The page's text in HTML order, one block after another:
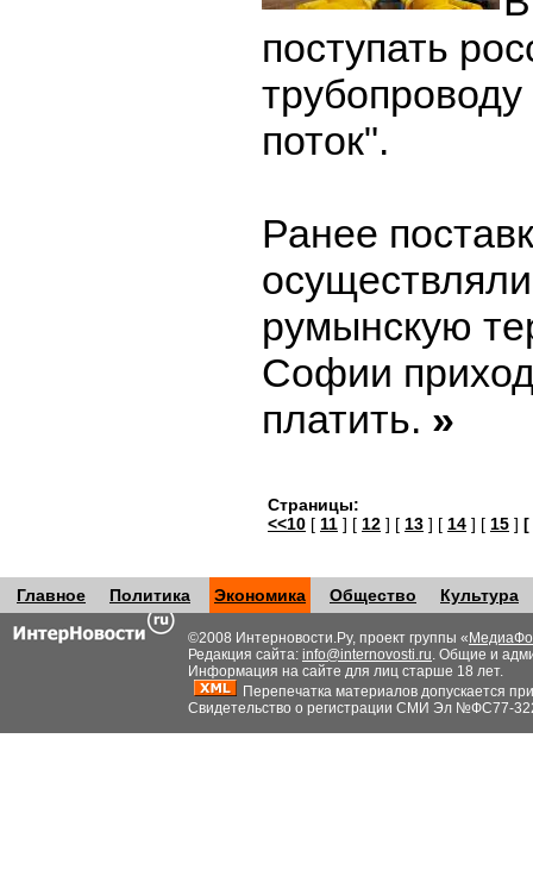
поступать
поток".
Ранее
румынскую
Софии
платить. »
Страницы:
<<10 [ 11 ] [ 12 ] [ 13 ] [ 14 ] [ 15 ] [
Главное Политика Экономика Общество Культура
©2008 Интерновости.Ру, проект группы «
Редакция сайта: info@internovosti.ru. Общие и
Информация на сайте для лиц старше 18 лет.
Перепечатка материалов допускается
Свидетельство о регистрации СМИ Эл №ФС77-